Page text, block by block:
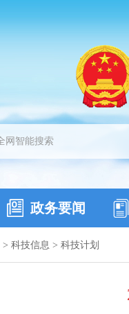
政务要闻
> 科技信息 > 科技计划